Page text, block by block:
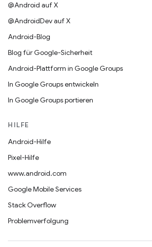
@Android auf X
@AndroidDev auf X
Android-Blog
Blog für Google-Sicherheit
Android-Plattform in Google Groups
In Google Groups entwickeln
In Google Groups portieren
HILFE
Android-Hilfe
Pixel-Hilfe
www.android.com
Google Mobile Services
Stack Overflow
Problemverfolgung